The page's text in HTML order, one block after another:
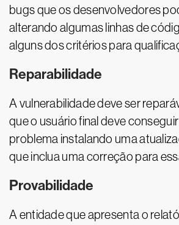
bugs que os desenvolvedores
alterando algumas linhas de
alguns dos critérios para
Reparabilidade
A vulnerabilidade deve ser
que o usuário final deve
problema instalando uma
que inclua uma correção para
Provabilidade
A entidade que apresenta o